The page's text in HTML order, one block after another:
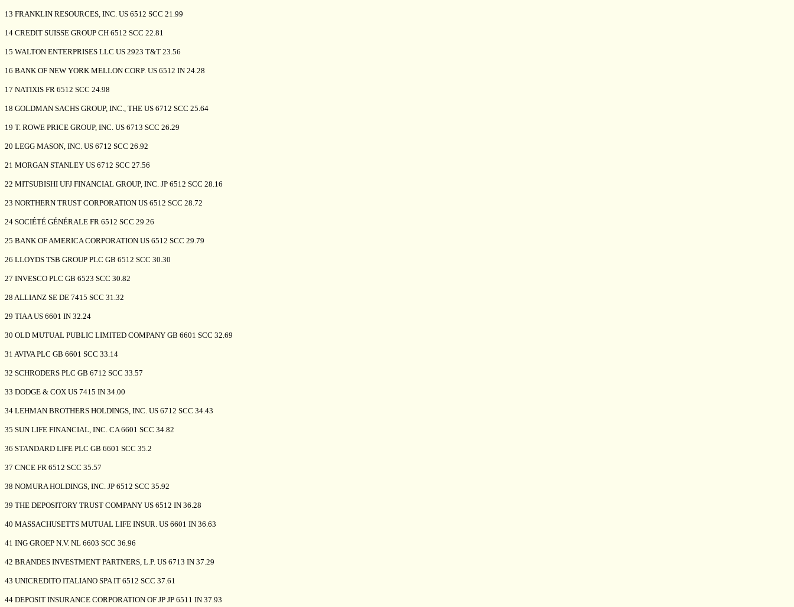
13 FRANKLIN RESOURCES, INC. US 6512 SCC 21.99
14 CREDIT SUISSE GROUP CH 6512 SCC 22.81
15 WALTON ENTERPRISES LLC US 2923 T&T 23.56
16 BANK OF NEW YORK MELLON CORP. US 6512 IN 24.28
17 NATIXIS FR 6512 SCC 24.98
18 GOLDMAN SACHS GROUP, INC., THE US 6712 SCC 25.64
19 T. ROWE PRICE GROUP, INC. US 6713 SCC 26.29
20 LEGG MASON, INC. US 6712 SCC 26.92
21 MORGAN STANLEY US 6712 SCC 27.56
22 MITSUBISHI UFJ FINANCIAL GROUP, INC. JP 6512 SCC 28.16
23 NORTHERN TRUST CORPORATION US 6512 SCC 28.72
24 SOCIÉTÉ GÉNÉRALE FR 6512 SCC 29.26
25 BANK OF AMERICA CORPORATION US 6512 SCC 29.79
26 LLOYDS TSB GROUP PLC GB 6512 SCC 30.30
27 INVESCO PLC GB 6523 SCC 30.82
28 ALLIANZ SE DE 7415 SCC 31.32
29 TIAA US 6601 IN 32.24
30 OLD MUTUAL PUBLIC LIMITED COMPANY GB 6601 SCC 32.69
31 AVIVA PLC GB 6601 SCC 33.14
32 SCHRODERS PLC GB 6712 SCC 33.57
33 DODGE & COX US 7415 IN 34.00
34 LEHMAN BROTHERS HOLDINGS, INC. US 6712 SCC 34.43
35 SUN LIFE FINANCIAL, INC. CA 6601 SCC 34.82
36 STANDARD LIFE PLC GB 6601 SCC 35.2
37 CNCE FR 6512 SCC 35.57
38 NOMURA HOLDINGS, INC. JP 6512 SCC 35.92
39 THE DEPOSITORY TRUST COMPANY US 6512 IN 36.28
40 MASSACHUSETTS MUTUAL LIFE INSUR. US 6601 IN 36.63
41 ING GROEP N.V. NL 6603 SCC 36.96
42 BRANDES INVESTMENT PARTNERS, L.P. US 6713 IN 37.29
43 UNICREDITO ITALIANO SPA IT 6512 SCC 37.61
44 DEPOSIT INSURANCE CORPORATION OF JP JP 6511 IN 37.93